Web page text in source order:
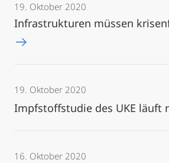
19. Oktober 2020
Infrastrukturen müssen
19. Oktober 2020
Impfstoffstudie des UKE läuft
16. Oktober 2020